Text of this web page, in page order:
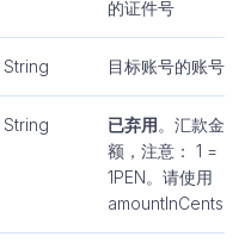
的证件号
String 目标账号的账号ID
String 已弃用。汇款金
额，注意： 1 =
1PEN。请使用
amountInCents。